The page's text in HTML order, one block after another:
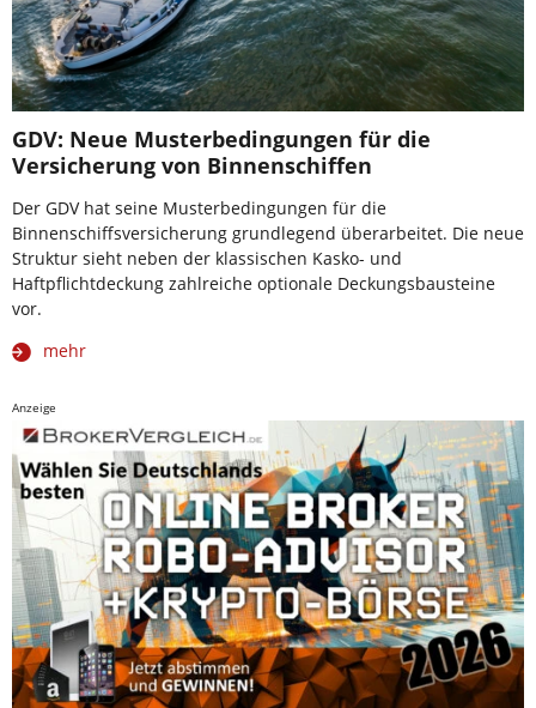
GDV: Neue Musterbedingungen für die
Versicherung von Binnenschiffen
Der GDV hat seine Musterbedingungen für die
Binnenschiffsversicherung grundlegend überarbeitet. Die neue
Struktur sieht neben der klassischen Kasko- und
Haftpflichtdeckung zahlreiche optionale Deckungsbausteine
vor.
mehr
Anzeige